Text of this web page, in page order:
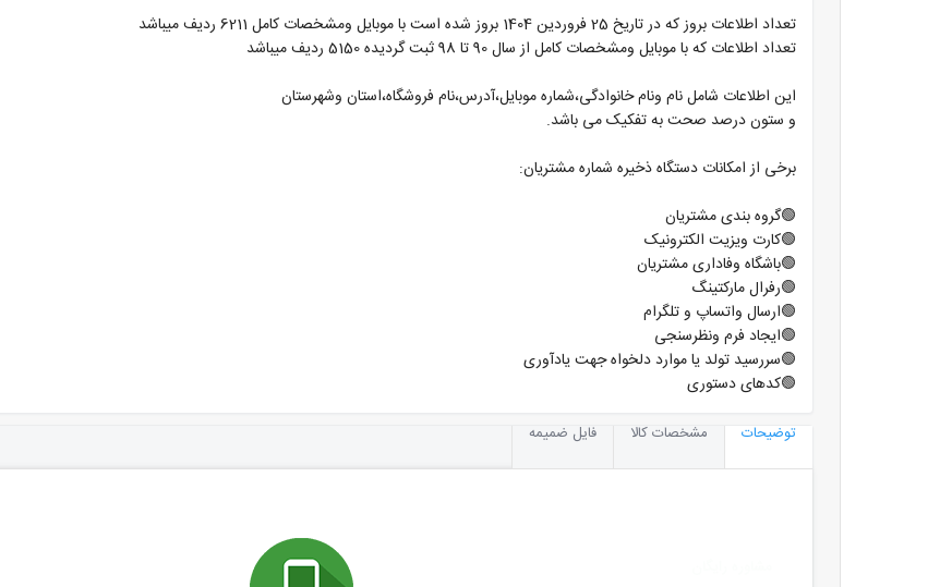
تعداد اطلاعات بروز که در تاریخ 25 فروردین 1404 بروز شده است با موبایل ومشخصات کامل 6211 ردیف میباشد
تعداد اطلاعات که با موبایل ومشخصات کامل از سال 90 تا 98 ثبت گردیده 5150 ردیف میباشد
این اطلاعات شامل نام ونام خانوادگی،شماره موبایل،آدرس،نام فروشگاه،استان وشهرستان
و ستون درصد صحت به تفکیک می باشد.
برخی از امکانات دستگاه ذخیره شماره مشتریان:
🟢گروه بندی مشتریان
🟢کارت ویزیت الکترونیک
🟢باشگاه وفاداری مشتریان
🟢رفرال مارکتینگ
🟢ارسال واتساپ و تلگرام
🟢ایجاد فرم ونظرسنجی
🟢سررسید تولد یا موارد دلخواه جهت یادآوری
🟢کدهای دستوری
توضیحات مشخصات کالا فایل ضمیمه